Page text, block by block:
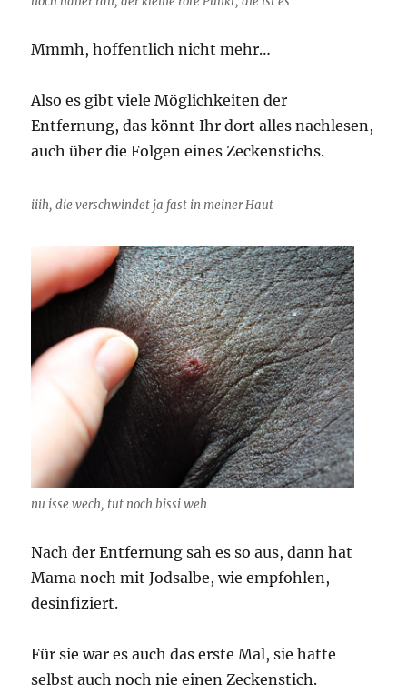
Mmmh, hoffentlich nicht mehr…
Also es gibt viele Möglichkeiten der
Entfernung, das könnt Ihr dort alles nachlesen,
auch über die Folgen eines Zeckenstichs.
iiih, die verschwindet ja fast in meiner Haut
nu isse wech, tut noch bissi weh
Nach der Entfernung sah es so aus, dann hat
Mama noch mit Jodsalbe, wie empfohlen,
desinfiziert.
Für sie war es auch das erste Mal, sie hatte
selbst auch noch nie einen Zeckenstich.